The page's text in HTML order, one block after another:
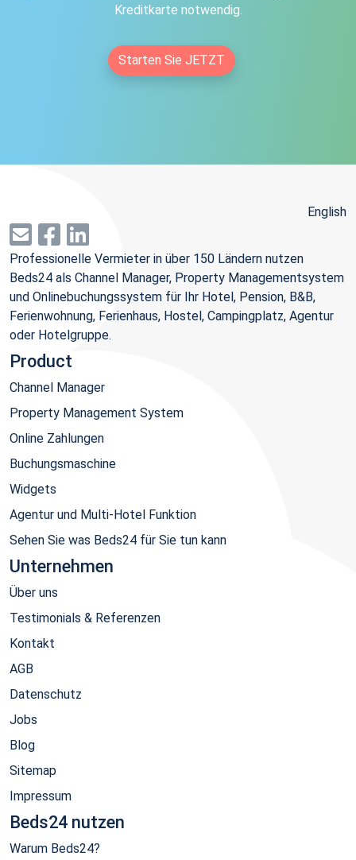
Kreditkarte notwendig.
Starten Sie JETZT
English
Professionelle Vermieter in über 150 Ländern nutzen
Beds24 als Channel Manager, Property Managementsystem
und Onlinebuchungssystem für Ihr Hotel, Pension, B&B,
Ferienwohnung, Ferienhaus, Hostel, Campingplatz, Agentur
oder Hotelgruppe.
Product
Channel Manager
Property Management System
Online Zahlungen
Buchungsmaschine
Widgets
Agentur und Multi-Hotel Funktion
Sehen Sie was Beds24 für Sie tun kann
Unternehmen
Über uns
Testimonials & Referenzen
Kontakt
AGB
Datenschutz
Jobs
Blog
Sitemap
Impressum
Beds24 nutzen
Warum Beds24?